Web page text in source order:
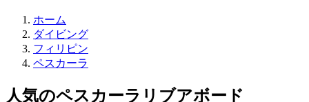
ホーム
ダイビング
フィリピン
ペスカーラ
人気のペスカーラリブアボード